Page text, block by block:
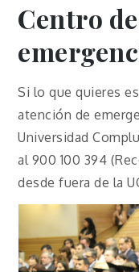
Centro
Si lo que quieres
atención de
Universidad
al 900 100 394
desde fuera de la